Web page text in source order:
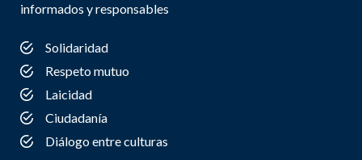
informados y responsables
Solidaridad
Respeto mutuo
Laicidad
Ciudadanía
Diálogo entre culturas